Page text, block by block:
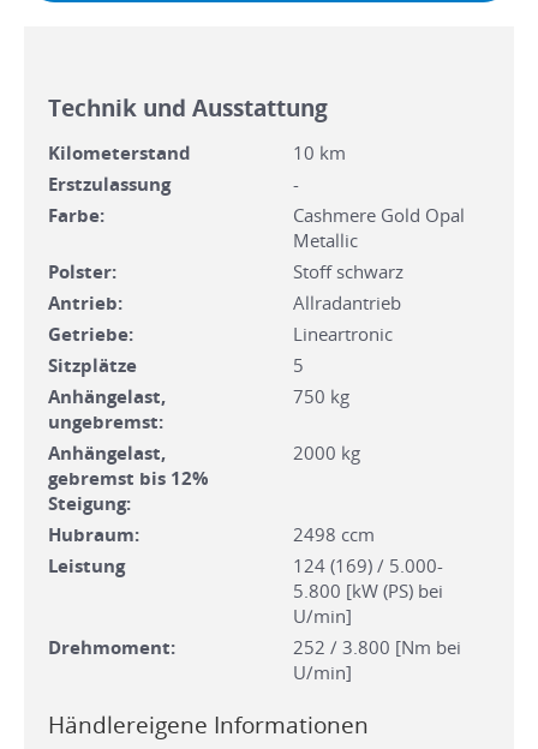
Technik und Ausstattung
Kilometerstand
10 km
Erstzulassung
-
Farbe:
Cashmere Gold Opal
Metallic
Polster:
Stoff schwarz
Antrieb:
Allradantrieb
Getriebe:
Lineartronic
Sitzplätze
5
Anhängelast,
ungebremst:
750 kg
Anhängelast,
gebremst bis 12%
Steigung:
2000 kg
Hubraum:
2498 ccm
Leistung
124 (169) / 5.000-
5.800 [kW (PS) bei
U/min]
Drehmoment:
252 / 3.800 [Nm bei
U/min]
Händlereigene Informationen